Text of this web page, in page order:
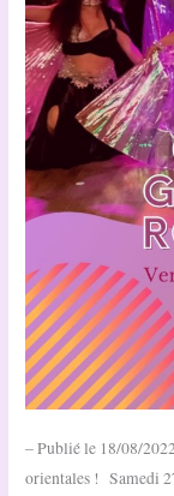
– Publié le 18/08/
orientales ! Samedi